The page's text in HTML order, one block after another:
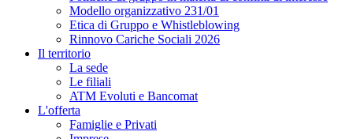
Modello organizzativo 231/01
Etica di Gruppo e Whistleblowing
Rinnovo Cariche Sociali 2026
Il territorio
La sede
Le filiali
ATM Evoluti e Bancomat
L'offerta
Famiglie e Privati